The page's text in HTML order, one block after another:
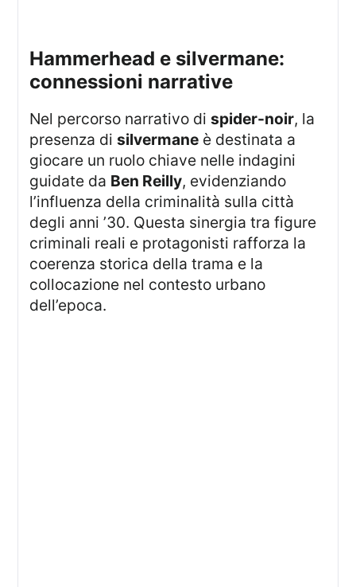
hammerhead e silvermane:
connessioni narrative
Nel percorso narrativo dispider-noir, la
presenza disilvermane è destinata a
giocare un ruolo chiave nelle indagini
guidate da Ben Reilly, evidenziando
l’influenza della criminalità sulla città
degli anni ’30. Questa sinergia tra figure
criminali reali e protagonisti rafforza la
coerenza storica della trama e la
collocazione nel contesto urbano
dell’epoca.